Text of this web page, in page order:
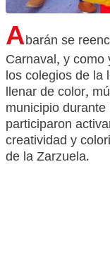
Abarán se
Carnaval, y
los colegios de la
llenar de color,
municipio
participaron
creatividad y
de la Zarzuela.